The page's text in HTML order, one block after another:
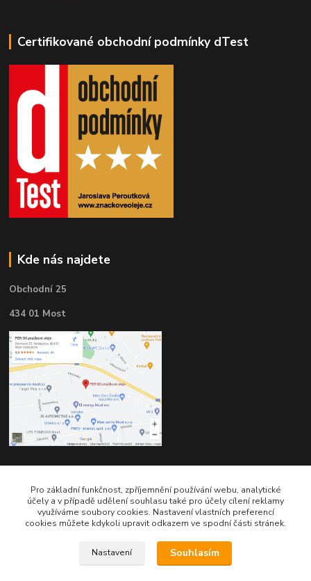
Certifikované obchodní podmínky dTest
Kde nás najdete
Obchodní 25
434 01 Most
Kontakty
Pro základní funkčnost, zpříjemnění používání webu, analytické
účely a v případě udělení souhlasu také pro účely cílení reklamy
využíváme soubory cookies. Nastavení vlastních preferencí
cookies můžete kdykoli upravit odkazem ve spodní části stránek.
Nastavení Souhlasím